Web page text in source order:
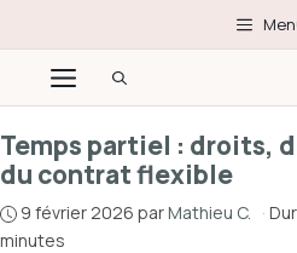
au
contenuMenu
Temps partiel : droits,
du contrat flexible
9 février 2026 parMathieu C. ·
minutes